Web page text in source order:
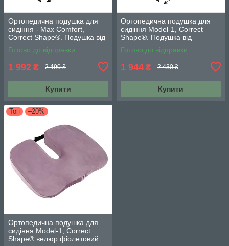
Ортопедична подушка для
сидіння - Max Comfort,
Correct Shape®. Подушка від
геморою, простатиту,
подагри чорний
Готово до відправки
1 992 ₴ 2 490 ₴
Купити
Ортопедична подушка для
сидіння Model-1, Correct
Shape®. Подушка від
геморою, подагри,
простатиту чорний
Готово до відправки
1 944 ₴ 2 430 ₴
Купити
Топ –20%
Ортопедична подушка для
сидіння Model-1, Correct
Shape® велюр фіолетовий